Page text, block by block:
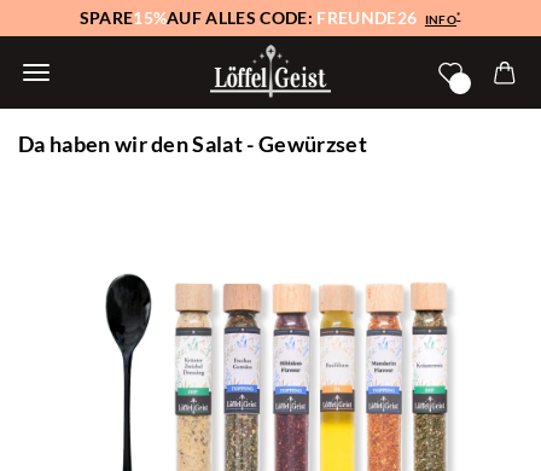
SPARE15%AUF ALLES CODE: FREUNDE26 INFO*
Da haben wir den Salat - Gewürzset